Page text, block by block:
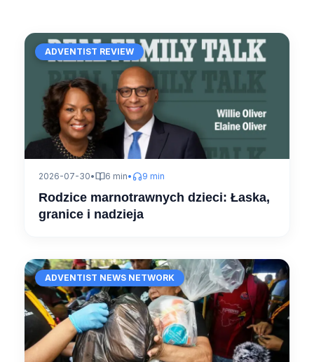
ADVENTIST REVIEW
2026-07-30• 6 min• 9 min
Rodzice marnotrawnych dzieci: Łaska,
granice i nadzieja
ADVENTIST NEWS NETWORK